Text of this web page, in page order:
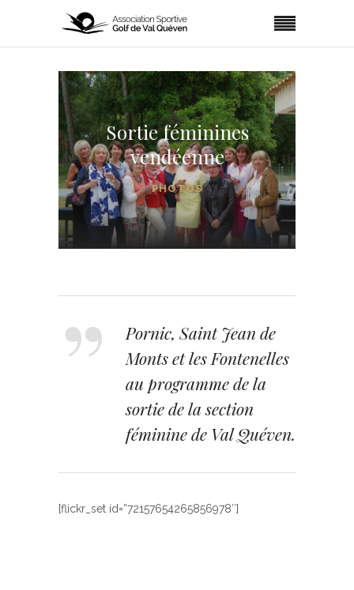
Sortie féminines
vendéenne
PHOTOS
Pornic, Saint Jean de
Monts et les Fontenelles
au programme de la
sortie de la section
féminine de Val Quéven.
[flickr_set id=”72157654265856978″]